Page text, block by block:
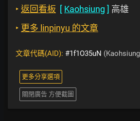
‣ 返回看板 [ Kaohsiung ] 高雄
‣ 更多 linpinyu 的文章
文章代碼(AID): #1f1O35uN
更多分享選項
關閉廣告 方便截圖